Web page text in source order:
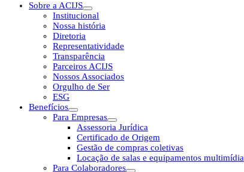
Sobre a ACIJS
Institucional
Nossa história
Diretoria
Representatividade
Transparência
Parceiros ACIJS
Nossos Associados
Orgulho de Ser
ESG
Benefícios
Para Empresas
Assessoria Jurídica
Certificado de Origem
Gestão de compras coletivas
Locação de salas e equipamentos multimídia
Para Colaboradores